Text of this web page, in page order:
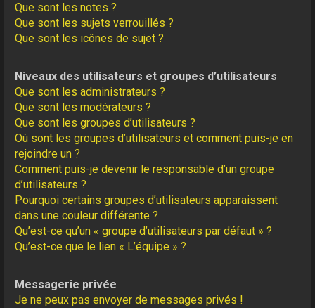
Que sont les notes ?
Que sont les sujets verrouillés ?
Que sont les icônes de sujet ?
Niveaux des utilisateurs et groupes d’utilisateurs
Que sont les administrateurs ?
Que sont les modérateurs ?
Que sont les groupes d’utilisateurs ?
Où sont les groupes d’utilisateurs et comment puis-je en
rejoindre un ?
Comment puis-je devenir le responsable d’un groupe
d’utilisateurs ?
Pourquoi certains groupes d’utilisateurs apparaissent
dans une couleur différente ?
Qu’est-ce qu’un « groupe d’utilisateurs par défaut » ?
Qu’est-ce que le lien « L’équipe » ?
Messagerie privée
Je ne peux pas envoyer de messages privés !